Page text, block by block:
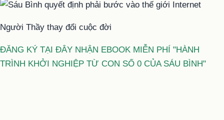
Người Thầy thay đổi cuộc đời
ĐĂNG KÝ TẠI ĐÂY NHẬN EBOOK MIỄN PHÍ "HÀNH
TRÌNH KHỞI NGHIỆP TỪ CON SỐ 0 CỦA SÁU BÌNH"